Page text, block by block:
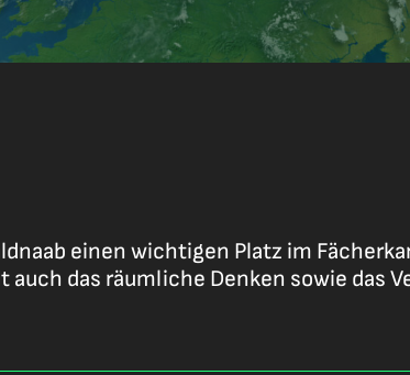
einen wichtigen Platz im
das räumliche Denken sowie das